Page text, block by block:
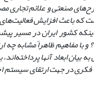
باعث افزایش
کشور ایران در مسیر
ابعاد آنها
در جهت ارتقای